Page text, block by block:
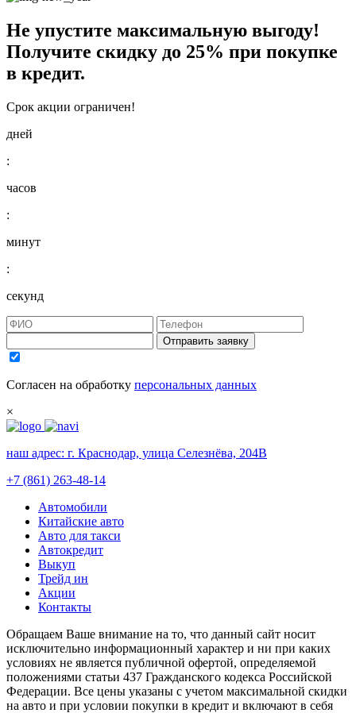
Не упустите максимальную выгоду!
Получите скидку до 25% при покупке
в кредит.
Срок акции ограничен!
дней
:
часов
:
минут
:
секунд
Отправить заявку
Согласен на обработку персональных данных
×
наш адрес: г. Краснодар, улица Селезнёва, 204В
+7 (861) 263-48-14
Автомобили
Китайские авто
Авто для такси
Автокредит
Выкуп
Трейд ин
Акции
Контакты
Обращаем Ваше внимание на то, что данный сайт носит
исключительно информационный характер и ни при каких
условиях не является публичной офертой, определяемой
положениями статьи 437 Гражданского кодекса Российской
Федерации. Все цены указаны с учетом максимальной скидки
на авто и при условии покупки в кредит и включают в себя